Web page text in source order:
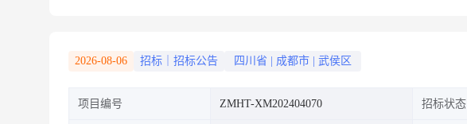
2026-08-06 招标｜招标公告 四川省 成都市 武侯区
项目编号 ZMHT-XM202404070 招标状态